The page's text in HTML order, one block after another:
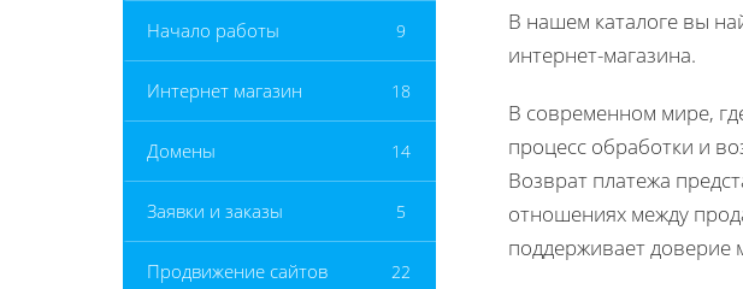
Начало работы 9
Интернет магазин 18
Домены 14
Заявки и заказы 5
Продвижение сайтов 22
В нашем каталоге вы
интернет-магазина.
В современном мире,
процесс обработки и
Возврат платежа
отношениях между
поддерживает доверие